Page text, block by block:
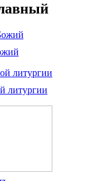
литургии